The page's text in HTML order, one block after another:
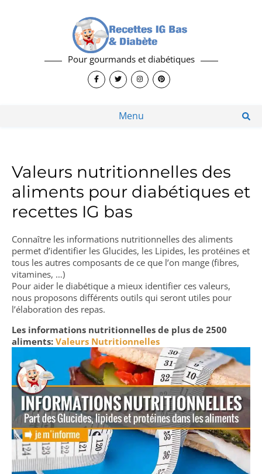
Pour gourmands et diabétiques
Menu
Valeurs nutritionnelles des
aliments pour diabétiques et
recettes IG bas
Connaître les informations nutritionnelles des aliments
permet d’identifier les Glucides, les Lipides, les protéines et
tous les autres composants de ce que l’on mange (fibres,
vitamines, …)
Pour aider le diabétique a mieux identifier ces valeurs,
nous proposons différents outils qui seront utiles pour
l’élaboration des repas.
Les informations nutritionnelles de plus de 2500
aliments: Valeurs Nutritionnelles